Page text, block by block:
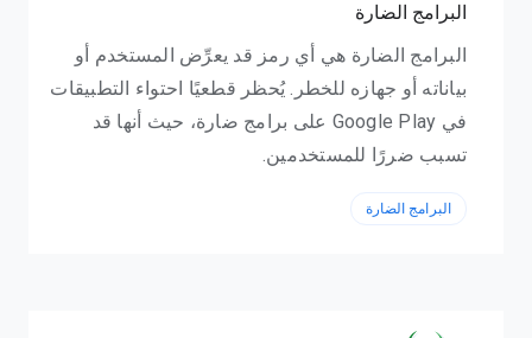
البرامج الضارة
البرامج الضارة هي أي رمز قد يعرِّض المستخدم أو
بياناته أو جهازه للخطر. يُحظر قطعيًا احتواء التطبيقات
في Google Play على برامج ضارة، حيث أنها قد
تسبب ضررًا للمستخدمين.
البرامج الضارة